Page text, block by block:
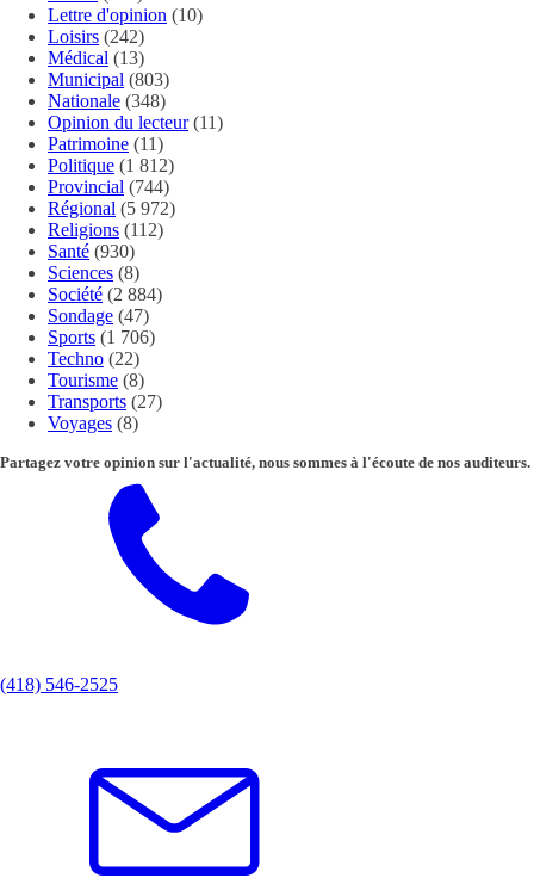
Lettre d'opinion (10)
Loisirs (242)
Médical (13)
Municipal (803)
Nationale (348)
Opinion du lecteur(11)
Patrimoine (11)
Politique (1 812)
Provincial (744)
Régional (5 972)
Religions (112)
Santé (930)
Sciences (8)
Société (2 884)
Sondage (47)
Sports (1 706)
Techno (22)
Tourisme (8)
Transports (27)
Voyages (8)
Partagez votre opinion sur l'actualité, nous sommes à l'écoute de nos auditeurs.
(418) 546-2525